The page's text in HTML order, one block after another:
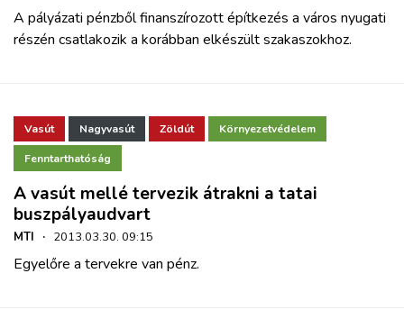
A pályázati pénzből finanszírozott építkezés a város nyugati
részén csatlakozik a korábban elkészült szakaszokhoz.
Vasút Nagyvasút Zöldút Környezetvédelem
Fenntarthatóság
A vasút mellé tervezik átrakni a tatai
buszpályaudvart
MTI · 2013.03.30. 09:15
Egyelőre a tervekre van pénz.